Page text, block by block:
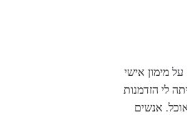
מימון אישי
לי הזדמנות
אנשים